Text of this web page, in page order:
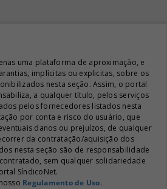
uma plataforma de aproximação, e
implícitas ou explicitas, sobre os
nesta seção. Assim, o portal
a qualquer título, pelos serviços
pelos fornecedores listados nesta
por conta e risco do usuário, que
danos ou prejuízos, de qualquer
da contratação/aquisição dos
nesta seção são de responsabilidade
sem qualquer solidariedade
SíndicoNet.
Regulamento de Uso.